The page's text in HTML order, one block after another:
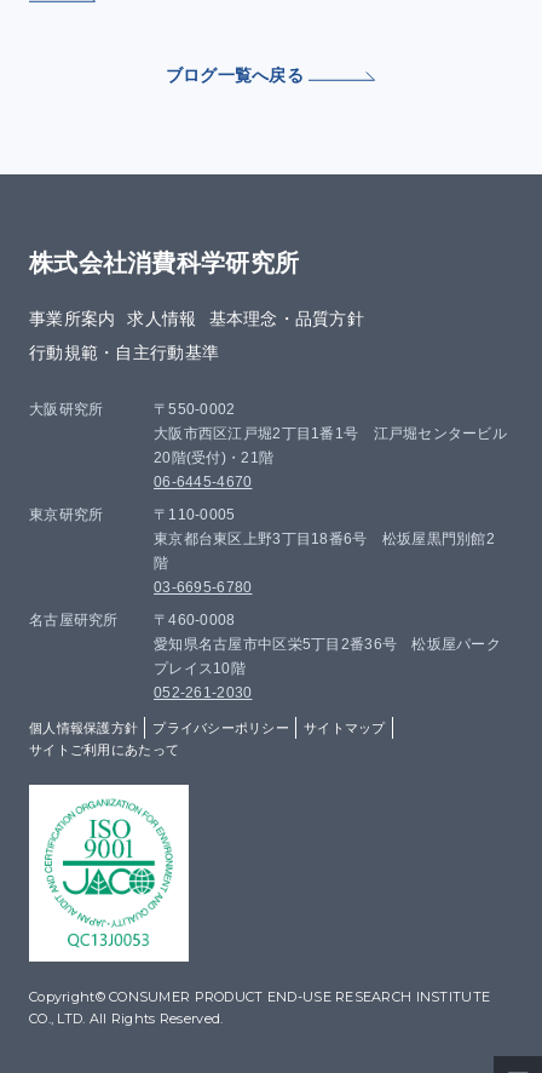
ブログ一覧へ戻る
株式会社消費科学研究所
事業所案内 求人情報
基本理念・品質方針​
行動規範・自主行動基準
大阪研究所
〒550-0002
大阪市西区江戸堀2丁目1番1号 江戸堀センタービル
20階(受付)・21階
06-6445-4670
東京研究所
〒110-0005
東京都台東区上野3丁目18番6号 松坂屋黒門別館2
階
03-6695-6780
名古屋研究所
〒460-0008
愛知県名古屋市中区栄5丁目2番36号 松坂屋パーク
プレイス10階
052-261-2030
個人情報保護方針 プライバシーポリシー
サイトマップ
サイトご利用にあたって
Copyright© CONSUMER PRODUCT END-USE RESEARCH INSTITUTE
CO., LTD. All Rights Reserved.